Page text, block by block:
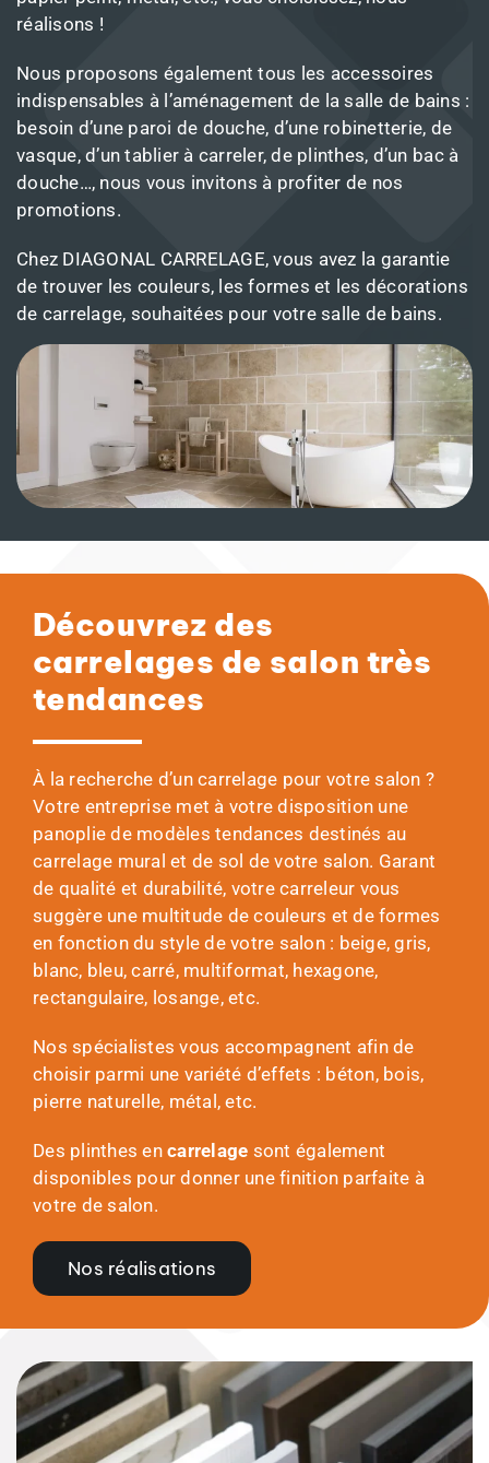
réalisons !
Nous proposons également tous les accessoires
indispensables à l’aménagement de la salle de bains :
besoin d’une paroi de douche, d’une robinetterie, de
vasque, d’un tablier à carreler, de plinthes, d’un bac à
douche…, nous vous invitons à profiter de nos
promotions.
Chez DIAGONAL CARRELAGE, vous avez la garantie
de trouver les couleurs, les formes et les décorations
de carrelage, souhaitées pour votre salle de bains.
Découvrez des
carrelages de salon très
tendances
À la recherche d’un carrelage pour votre salon ?
Votre entreprise met à votre disposition une
panoplie de modèles tendances destinés au
carrelage mural et de sol de votre salon. Garant
de qualité et durabilité, votre carreleur vous
suggère une multitude de couleurs et de formes
en fonction du style de votre salon : beige, gris,
blanc, bleu, carré, multiformat, hexagone,
rectangulaire, losange, etc.
Nos spécialistes vous accompagnent afin de
choisir parmi une variété d’effets : béton, bois,
pierre naturelle, métal, etc.
Des plinthes encarrelage sont également
disponibles pour donner une finition parfaite à
votre de salon.
Nos réalisations